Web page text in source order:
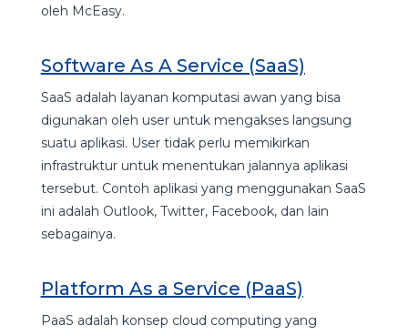
oleh McEasy.
Software As A Service (SaaS)
SaaS adalah layanan komputasi awan yang bisa
digunakan oleh user untuk mengakses langsung
suatu aplikasi. User tidak perlu memikirkan
infrastruktur untuk menentukan jalannya aplikasi
tersebut. Contoh aplikasi yang menggunakan SaaS
ini adalah Outlook, Twitter, Facebook, dan lain
sebagainya.
Platform As a Service (PaaS)
PaaS adalah konsep cloud computing yang